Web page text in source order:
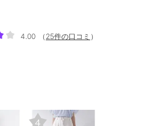
4.00
（ 25件の口コミ ）